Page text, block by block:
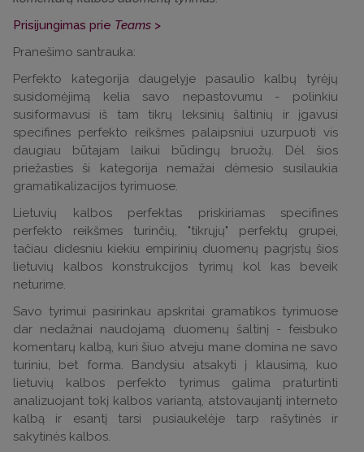
Prisijungimas prie Teams >
Pranešimo santrauka:
Perfekto kategorija daugelyje pasaulio kalbų tyrėjų
susidomėjimą kelia savo nepastovumu - polinkiu
susiformavusi iš tam tikrų leksinių šaltinių ir įgavusi
specifines perfekto reikšmes palaipsniui uzurpuoti vis
daugiau būtajam laikui būdingų bruožų. Dėl šios
priežasties ši kategorija nemažai dėmesio susilaukia
gramatikalizacijos tyrimuose.
Lietuvių kalbos perfektas priskiriamas specifines
perfekto reikšmes turinčių, "tikrųjų" perfektų grupei,
tačiau didesniu kiekiu empirinių duomenų pagrįstų šios
lietuvių kalbos konstrukcijos tyrimų kol kas beveik
neturime.
Savo tyrimui pasirinkau apskritai gramatikos tyrimuose
dar nedažnai naudojamą duomenų šaltinį - feisbuko
komentarų kalbą, kuri šiuo atveju mane domina ne savo
turiniu, bet forma. Bandysiu atsakyti į klausimą, kuo
lietuvių kalbos perfekto tyrimus galima praturtinti
analizuojant tokį kalbos variantą, atstovaujantį interneto
kalbą ir esantį tarsi pusiaukelėje tarp rašytinės ir
sakytinės kalbos.